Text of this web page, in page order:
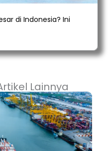
di Indonesia? Ini
Lainnya